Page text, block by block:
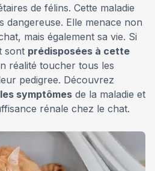
de félins. Cette maladie
dangereuse. Elle menace non
mais également sa vie. Si
sont prédisposées à cette
réalité toucher tous les
pedigree. Découvrez
symptômes de la maladie et
rénale chez le chat.